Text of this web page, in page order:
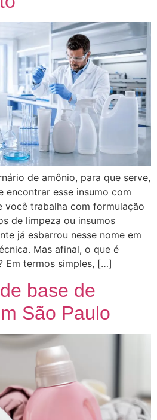
de amônio, para que serve,
encontrar esse insumo com
você trabalha com formulação
de limpeza ou insumos
já esbarrou nesse nome em
Mas afinal, o que é
Em termos simples, […]
base de
São Paulo